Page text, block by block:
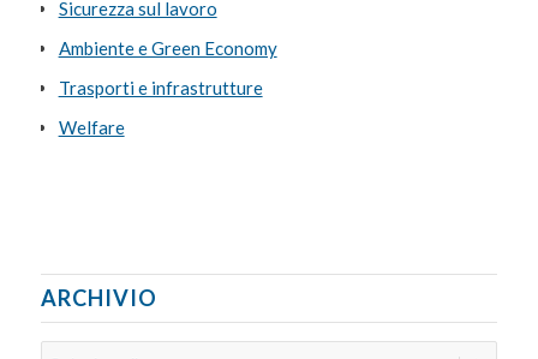
Sicurezza sul lavoro
Ambiente e Green Economy
Trasporti e infrastrutture
Welfare
ARCHIVIO